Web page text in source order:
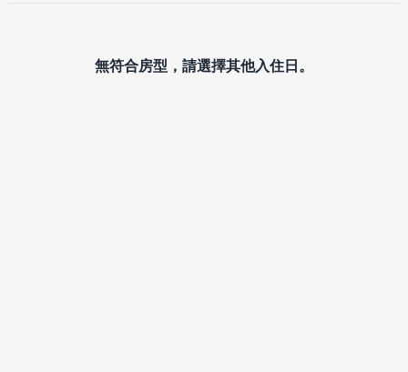
無符合房型，請選擇其他入住日。